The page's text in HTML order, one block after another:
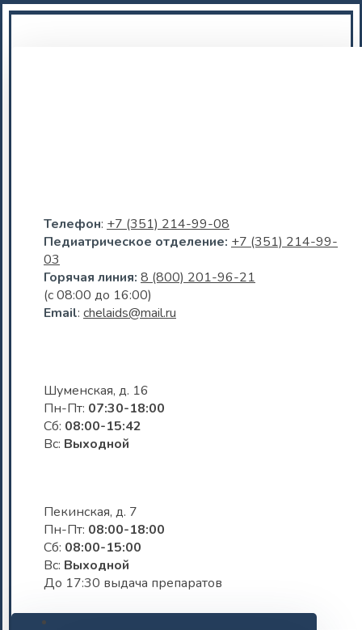
Телефон: +7 (351) 214-99-08
Педиатрическое отделение: +7 (351) 214-99-
03
Горячая линия: 8 (800) 201-96-21
(c 08:00 до 16:00)
Email: chelaids@mail.ru
Шуменская, д. 16
Пн-Пт: 07:30-18:00
Сб: 08:00-15:42
Вс: Выходной
Пекинская, д. 7
Пн-Пт: 08:00-18:00
Сб: 08:00-15:00
Вс: Выходной
До 17:30 выдача препаратов